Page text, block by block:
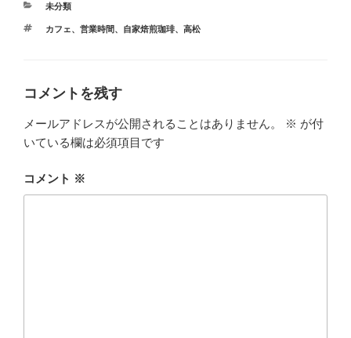
カ
ゴ
未分類
タ
カフェ、 営業時間、 自家焙煎珈琲、 高松
コメントを残す
メールアドレスが公開されることはありません。 ※ が付
いている欄は必須項目です
コメント ※